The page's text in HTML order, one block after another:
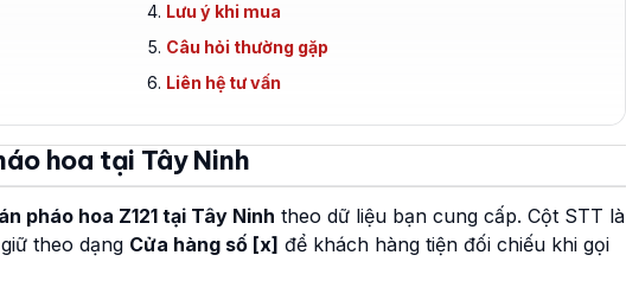
Lưu ý khi mua
Câu hỏi thường gặp
Liên hệ tư vấn
hoa tại Tây Ninh
pháo hoa Z121 tại Tây Ninh theo dữ liệu bạn cung cấp. Cột STT là
theo dạng Cửa hàng số [x] để khách hàng tiện đối chiếu khi gọi